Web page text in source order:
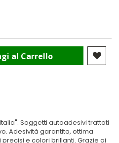
al Carrello
Soggetti autoadesivi trattati
Adesività garantita, ottima
e colori brillanti. Grazie ai